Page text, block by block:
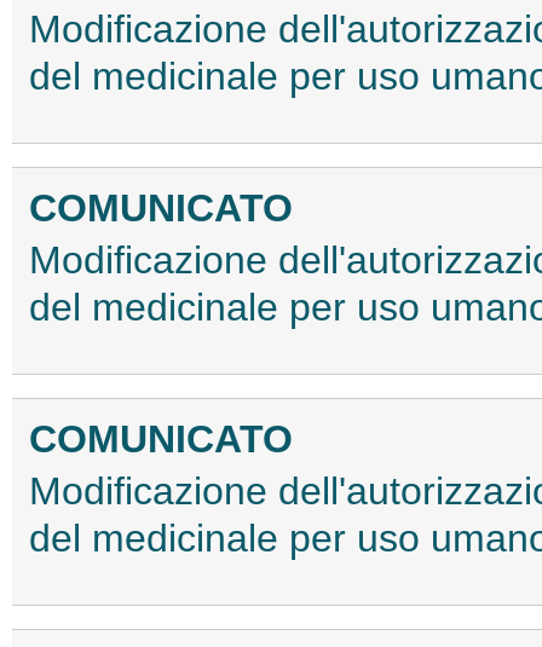
Modificazione
del medicinale per uso
COMUNICATO
Modificazione
del medicinale per uso
COMUNICATO
Modificazione
del medicinale per uso